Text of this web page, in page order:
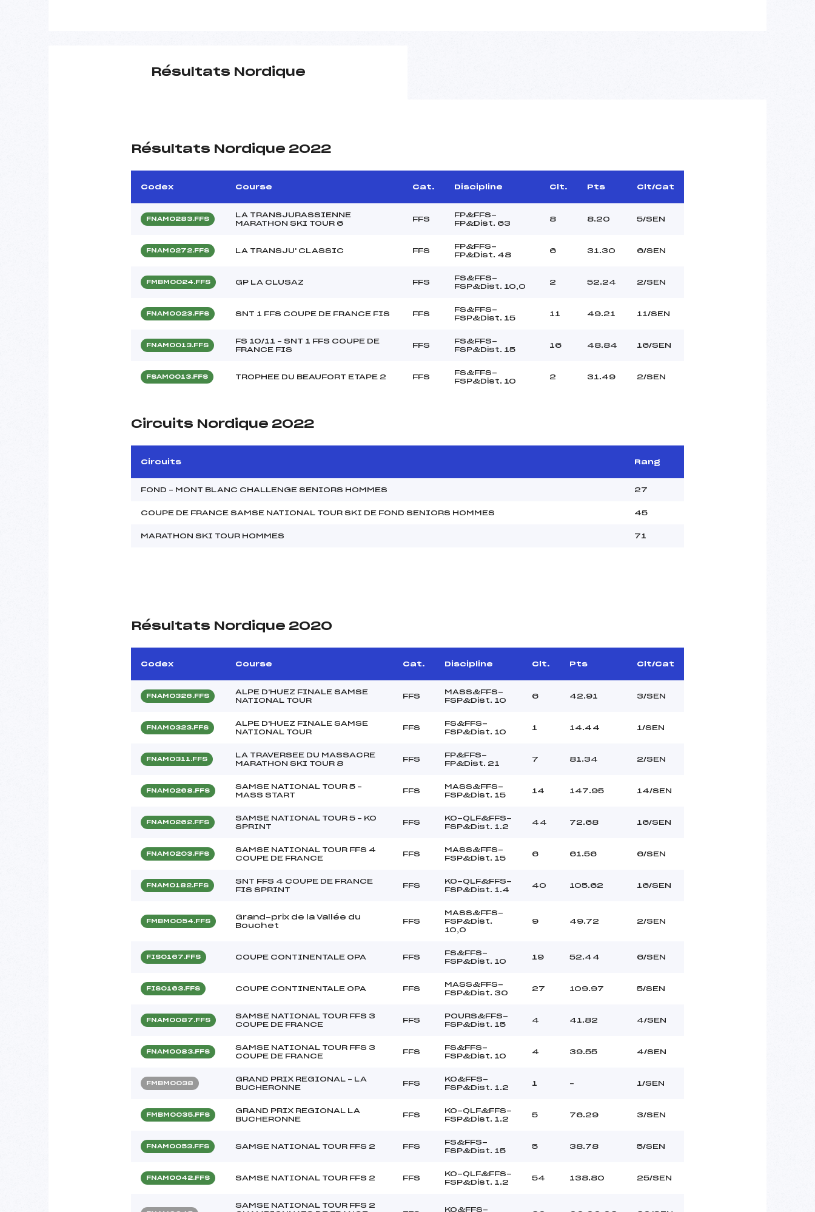
Résultats Nordique
Résultats Nordique 2022
Codex Course Cat. Discipline Clt. Pts Clt/Cat
FNAM0283.FFS
LA TRANSJURASSIENNE
MARATHON SKI TOUR 6
FFS
FP&FFS-
FP&Dist. 63
8 8.20 5/SEN
FNAM0272.FFS LA TRANSJU' CLASSIC FFS
FP&FFS-
FP&Dist. 48
6 31.30 6/SEN
FMBM0024.FFS GP LA CLUSAZ FFS
FS&FFS-
FSP&Dist. 10,0
2 52.24 2/SEN
FNAM0023.FFS SNT 1 FFS COUPE DE FRANCE FIS FFS
FS&FFS-
FSP&Dist. 15
11 49.21 11/SEN
FNAM0013.FFS
FS 10/11 – SNT 1 FFS COUPE DE
FRANCE FIS
FFS
FS&FFS-
FSP&Dist. 15
16 48.84 16/SEN
FSAM0013.FFS TROPHEE DU BEAUFORT ETAPE 2 FFS
FS&FFS-
FSP&Dist. 10
2 31.49 2/SEN
Circuits Nordique 2022
Circuits Rang
FOND – MONT BLANC CHALLENGE SENIORS HOMMES 27
COUPE DE FRANCE SAMSE NATIONAL TOUR SKI DE FOND SENIORS HOMMES 45
MARATHON SKI TOUR HOMMES 71
Résultats Nordique 2020
Codex Course Cat. Discipline Clt. Pts Clt/Cat
FNAM0326.FFS
ALPE D'HUEZ FINALE SAMSE
NATIONAL TOUR
FFS
MASS&FFS-
FSP&Dist. 10
6 42.91 3/SEN
FNAM0323.FFS
ALPE D'HUEZ FINALE SAMSE
NATIONAL TOUR
FFS
FS&FFS-
FSP&Dist. 10
1 14.44 1/SEN
FNAM0311.FFS
LA TRAVERSEE DU MASSACRE
MARATHON SKI TOUR 8
FFS
FP&FFS-
FP&Dist. 21
7 81.34 2/SEN
FNAM0268.FFS
SAMSE NATIONAL TOUR 5 –
MASS START
FFS
MASS&FFS-
FSP&Dist. 15
14 147.95 14/SEN
FNAM0262.FFS
SAMSE NATIONAL TOUR 5 – KO
SPRINT
FFS
KO-QLF&FFS-
FSP&Dist. 1.2
44 72.68 16/SEN
FNAM0203.FFS
SAMSE NATIONAL TOUR FFS 4
COUPE DE FRANCE
FFS
MASS&FFS-
FSP&Dist. 15
6 61.56 6/SEN
FNAM0182.FFS
SNT FFS 4 COUPE DE FRANCE
FIS SPRINT
FFS
KO-QLF&FFS-
FSP&Dist. 1.4
40 105.62 16/SEN
FMBM0054.FFS
Grand-prix de la Vallée du
Bouchet
FFS
MASS&FFS-
FSP&Dist.
10,0
9 49.72 2/SEN
FIS0167.FFS COUPE CONTINENTALE OPA FFS
FS&FFS-
FSP&Dist. 10
19 52.44 6/SEN
FIS0163.FFS COUPE CONTINENTALE OPA FFS
MASS&FFS-
FSP&Dist. 30
27 109.97 5/SEN
FNAM0087.FFS
SAMSE NATIONAL TOUR FFS 3
COUPE DE FRANCE
FFS
POURS&FFS-
FSP&Dist. 15
4 41.82 4/SEN
FNAM0083.FFS
SAMSE NATIONAL TOUR FFS 3
COUPE DE FRANCE
FFS
FS&FFS-
FSP&Dist. 10
4 39.55 4/SEN
FMBM0038
GRAND PRIX REGIONAL – LA
BUCHERONNE
FFS
KO&FFS-
FSP&Dist. 1.2
1 – 1/SEN
FMBM0035.FFS
GRAND PRIX REGIONAL LA
BUCHERONNE
FFS
KO-QLF&FFS-
FSP&Dist. 1.2
5 76.29 3/SEN
FNAM0053.FFS SAMSE NATIONAL TOUR FFS 2 FFS
FS&FFS-
FSP&Dist. 15
5 38.78 5/SEN
FNAM0042.FFS SAMSE NATIONAL TOUR FFS 2 FFS
KO-QLF&FFS-
FSP&Dist. 1.2
54 138.80 25/SEN
SAMSE NATIONAL TOUR FFS 2
KO&FFS-